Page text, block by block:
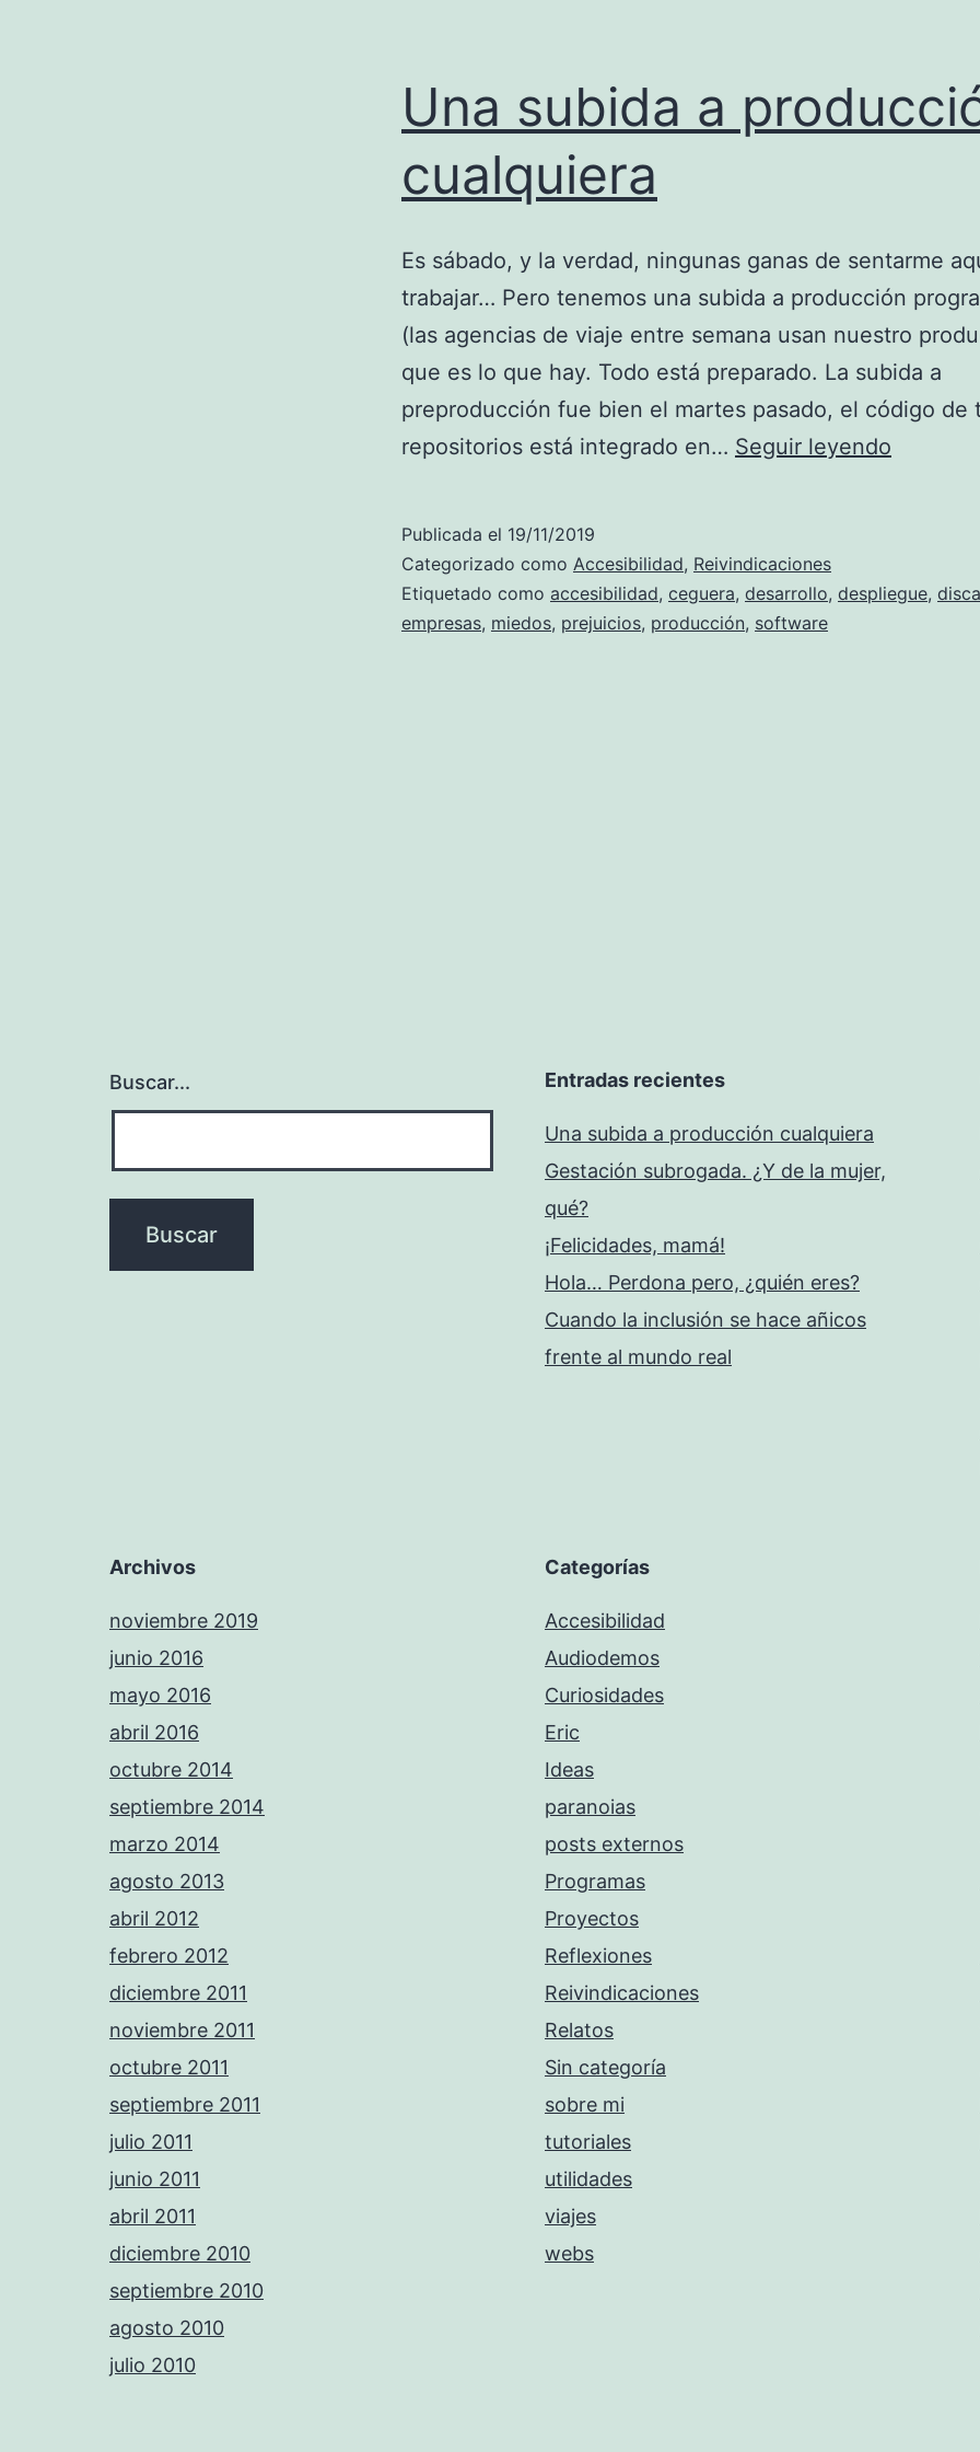
Una subida a
cualquiera
Es sábado, y la verdad, ningunas ganas de sentarme
trabajar… Pero tenemos una subida a producción
(las agencias de viaje entre semana usan nuestro
que es lo que hay. Todo está preparado. La subida a
preproducción fue bien el martes pasado, el código de
repositorios está integrado en… Seguir leyendo
Publicada el 19/11/2019
Categorizado como Accesibilidad, Reivindicaciones
Etiquetado como accesibilidad, ceguera, desarrollo, despliegue,
empresas, miedos, prejuicios, producción, software
Buscar... Entradas recientes
Una subida a producción cualquiera
Gestación subrogada. ¿Y de la mujer,
qué?
¡Felicidades, mamá!
Hola… Perdona pero, ¿quién eres?
Cuando la inclusión se hace añicos
frente al mundo real
Archivos
noviembre 2019
junio 2016
mayo 2016
abril 2016
octubre 2014
septiembre 2014
marzo 2014
agosto 2013
abril 2012
febrero 2012
diciembre 2011
noviembre 2011
octubre 2011
septiembre 2011
julio 2011
junio 2011
abril 2011
diciembre 2010
septiembre 2010
agosto 2010
julio 2010
Categorías
Accesibilidad
Audiodemos
Curiosidades
Eric
Ideas
paranoias
posts externos
Programas
Proyectos
Reflexiones
Reivindicaciones
Relatos
Sin categoría
sobre mi
tutoriales
utilidades
viajes
webs